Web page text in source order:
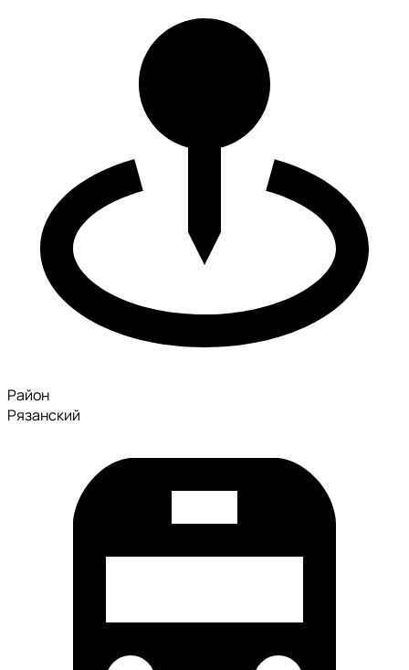
Район
Рязанский